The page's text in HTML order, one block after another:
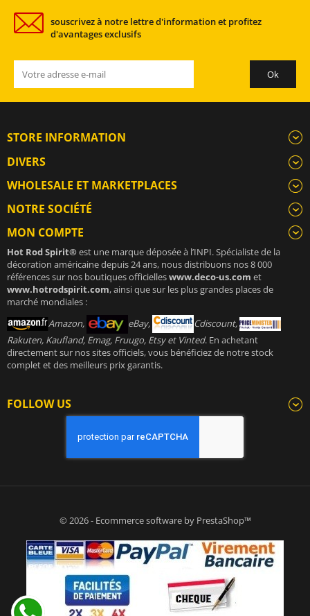
souscrivez à notre lettre d'information et profitez
d'avantages exclusifs
STORE INFORMATION
DIVERS
WHOLESALE ET MARKETPLACES
NOTRE SOCIÉTÉ
MON COMPTE
Hot Rod Spirit®est une marque déposée à l’INPI. Spécialiste de la
décoration américaine depuis 24 ans, nous distribuons nos 8 000
références sur nos boutiques officielleswww.deco-us.com et
www.hotrodspirit.com, ainsi que sur les plus grandes places de
marché mondiales :
Amazon,
eBay,
Cdiscount,
Rakuten, Kaufland, Emag, Fruugo, Etsy et Vinted. En achetant
directement sur nos sites officiels, vous bénéficiez de notre stock
complet et des meilleurs prix garantis.
FOLLOW US
© 2026 - Ecommerce software by PrestaShop™